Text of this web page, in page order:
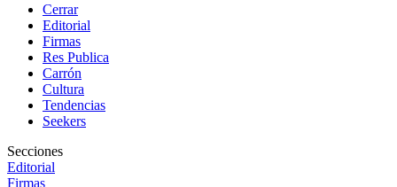
Cerrar
Editorial
Firmas
Res Publica
Carrón
Cultura
Tendencias
Seekers
Secciones
Editorial
Firmas